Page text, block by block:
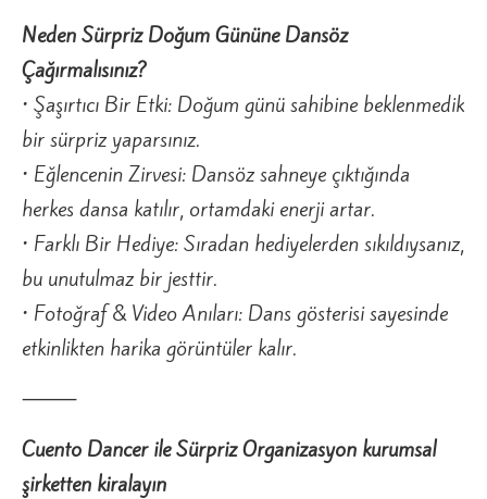
Neden Sürpriz Doğum Gününe Dansöz
Çağırmalısınız?
• Şaşırtıcı Bir Etki: Doğum günü sahibine beklenmedik
bir sürpriz yaparsınız.
• Eğlencenin Zirvesi: Dansöz sahneye çıktığında
herkes dansa katılır, ortamdaki enerji artar.
• Farklı Bir Hediye: Sıradan hediyelerden sıkıldıysanız,
bu unutulmaz bir jesttir.
• Fotoğraf & Video Anıları: Dans gösterisi sayesinde
etkinlikten harika görüntüler kalır.
⸻
Cuento Dancer ile Sürpriz Organizasyon kurumsal
şirketten kiralayın